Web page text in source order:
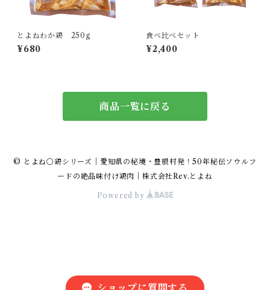
ショップに質問する
とよねわか鶏 250g
¥680
食べ比べセット
¥2,400
商品一覧に戻る
© とよね〇鶏シリーズ｜愛知県の秘境・豊根村発！50年秘伝ソウルフ
ードの絶品味付け鶏肉｜株式会社Rev.とよね
Powered by